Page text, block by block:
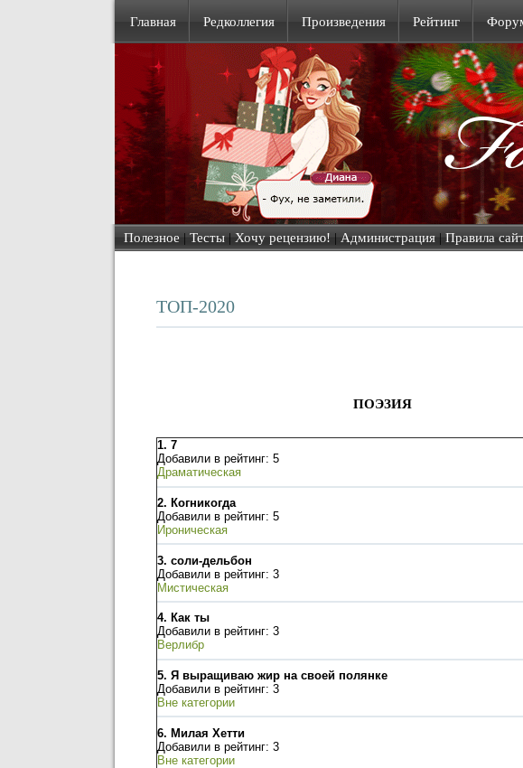
Главная Редколлегия Произведения Рейтинг
Полезное | Тесты | Хочу рецензию! | Администрация | Правила
ТОП-2020
ПОЭЗИЯ
1. 7
Добавили в рейтинг: 5
Драматическая
2. Когникогда
Добавили в рейтинг: 5
Ироническая
3. соли-дельбон
Добавили в рейтинг: 3
Мистическая
4. Как ты
Добавили в рейтинг: 3
Верлибр
5. Я выращиваю жир на своей полянке
Добавили в рейтинг: 3
Вне категории
6. Милая Хетти
Добавили в рейтинг: 3
Вне категории